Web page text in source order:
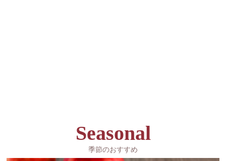
Seasonal
季節のおすすめ